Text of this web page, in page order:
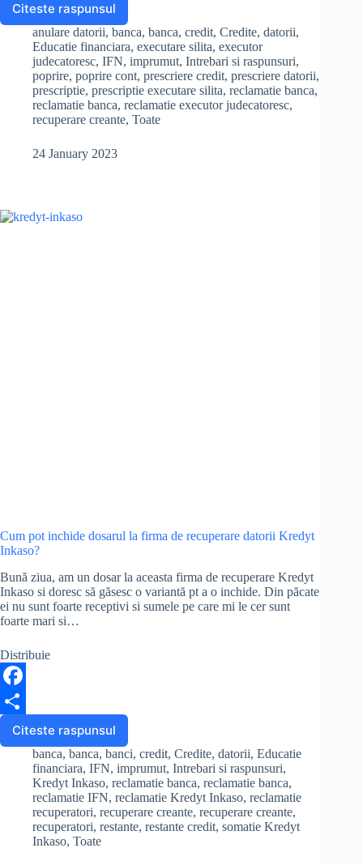
Citeste raspunsul
Datoria
s-
a
prescris,
daca
nu
am
mai
rata
ani?
anulare datorii, banca, banca, credit, Credite, datorii,
Educatie financiara, executare silita, executor
judecatoresc, IFN, imprumut, Intrebari si raspunsuri,
poprire, poprire cont, prescriere credit, prescriere datorii,
prescriptie, prescriptie executare silita, reclamatie banca,
reclamatie banca, reclamatie executor judecatoresc,
recuperare creante, Toate
24 January 2023
Cum pot inchide dosarul la firma de recuperare datorii Kredyt
Inkaso?
Bună ziua, am un dosar la aceasta firma de recuperare Kredyt
Inkaso si doresc să găsesc o variantă pt a o inchide. Din păcate
ei nu sunt foarte receptivi si sumele pe care mi le cer sunt
foarte mari si…
Distribuie
F
Citeste raspunsul
Cum
pot
inchide
dosarul
la
firma
de
recuperare
banca, banca, banci, credit, Credite, datorii, Educatie
financiara, IFN, imprumut, Intrebari si raspunsuri,
Kredyt Inkaso, reclamatie banca, reclamatie banca,
reclamatie IFN, reclamatie Kredyt Inkaso, reclamatie
recuperatori, recuperare creante, recuperare creante,
recuperatori, restante, restante credit, somatie Kredyt
Inkaso, Toate